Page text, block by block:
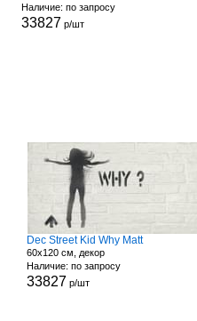
Наличие: по запросу
33827 р/шт
Dec Street Kid Why Matt
60x120 см, декор
Наличие: по запросу
33827 р/шт